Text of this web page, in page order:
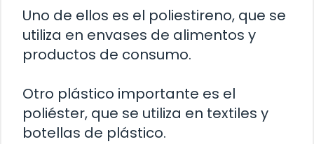
Uno de ellos es el poliestireno, que se
utiliza en envases de alimentos y
productos de consumo.
Otro plástico importante es el
poliéster, que se utiliza en textiles y
botellas de plástico.